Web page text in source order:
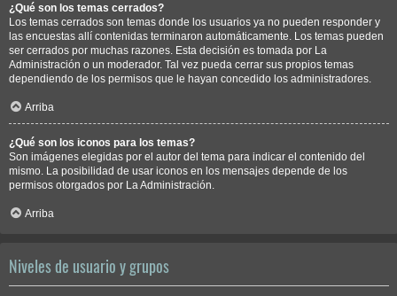
¿Qué son los temas cerrados?
Los temas cerrados son temas donde los usuarios ya no pueden responder y
las encuestas allí contenidas terminaron automáticamente. Los temas pueden
ser cerrados por muchas razones. Esta decisión es tomada por La
Administración o un moderador. Tal vez pueda cerrar sus propios temas
dependiendo de los permisos que le hayan concedido los administradores.
Arriba
¿Qué son los iconos para los temas?
Son imágenes elegidas por el autor del tema para indicar el contenido del
mismo. La posibilidad de usar iconos en los mensajes depende de los
permisos otorgados por La Administración.
Arriba
Niveles de usuario y grupos